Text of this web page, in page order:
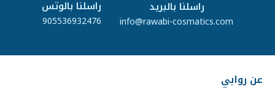
راسلنا بالبريد
info@rawabi-cosmatics.com
راسلنا بالوتس
905536932476
عن روابي